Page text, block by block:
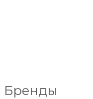
Бренды